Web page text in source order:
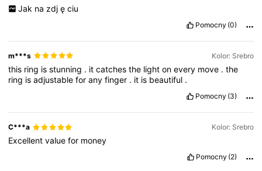
Jak na zdj ę ciu
Pomocny (0)
m***s Kolor: Srebro
this ring isstunning . itcatchesthe lightonevery move .the
ring isadjustableforanyfinger . it is beautiful .
Pomocny (3)
C***a Kolor: Srebro
Excellentvaluefor money
Pomocny (2)